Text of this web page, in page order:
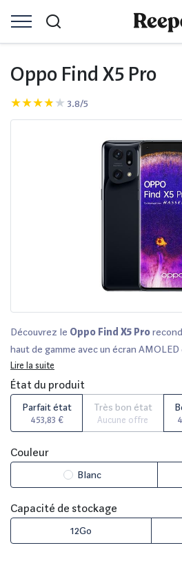
Oppo Find X5 Pro
3.8/5
Découvrez le Oppo Find X5 Pro
haut de gamme avec un écran
couleurs vives et des détails précis.
assure un espace suffisant pour
Tous nos produits sont
proposent une garantie de 12 à 36
d'un délai de rétractation de 14 jours
très bon état, bon état ou état correct.
offres sur des plateformes réputées
Market pour dénicher votre
Lire la suite
État du produit
Parfait état
453,83 €
Très bon état
Aucune offre
Couleur
Blanc
Capacité de stockage
12Go